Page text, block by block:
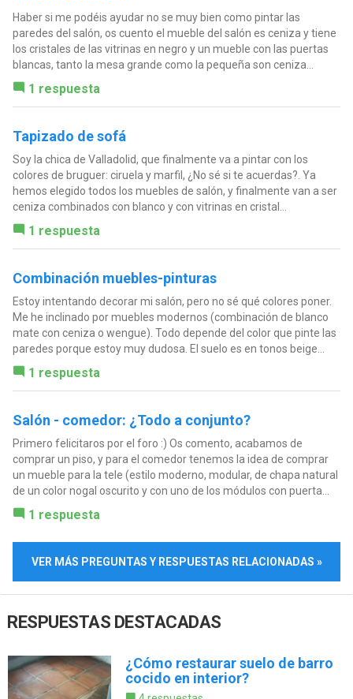
Haber si me podéis ayudar no se muy bien como pintar las
paredes del salón, os cuento el mueble del salón es ceniza y tiene
los cristales de las vitrinas en negro y un mueble con las puertas
blancas, tanto la mesa grande como la pequeña son ceniza...
1 respuesta
Tapizado de sofá
Soy la chica de Valladolid, que finalmente va a pintar con los
colores de bruguer: ciruela y marfil, ¿No sé si te acuerdas?. Ya
hemos elegido todos los muebles de salón, y finalmente van a ser
ceniza combinados con blanco y con vitrinas en cristal...
1 respuesta
Combinación muebles-pinturas
Estoy intentando decorar mi salón, pero no sé qué colores poner.
Me he inclinado por muebles modernos (combinación de blanco
mate con ceniza o wengue). Todo depende del color que pinte las
paredes porque estoy muy dudosa. El suelo es en tonos beige...
1 respuesta
Salón - comedor: ¿Todo a conjunto?
Primero felicitaros por el foro :) Os comento, acabamos de
comprar un piso, y para el comedor tenemos la idea de comprar
un mueble para la tele (estilo moderno, modular, de chapa natural
de un color nogal oscurito y con uno de los módulos con puerta...
1 respuesta
VER MÁS PREGUNTAS Y RESPUESTAS RELACIONADAS »
RESPUESTAS DESTACADAS
¿Cómo restaurar suelo de barro
cocido en interior?